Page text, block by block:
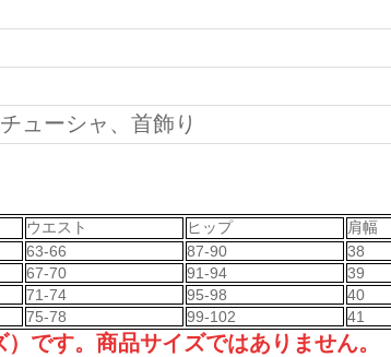
ューシャ 、 首飾り
ウエスト ヒップ 肩幅
63-66 87-90 38
67-70 91-94 39
71-74 95-98 40
75-78 99-102 41
です。商品サイズではありません。